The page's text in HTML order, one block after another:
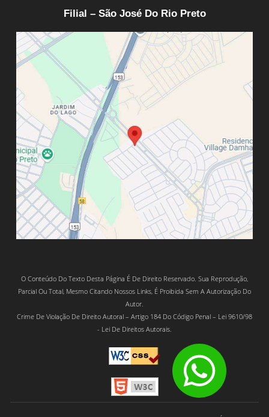
Filial – São José Do Rio Preto
O Conteúdo Do Texto Desta Página É De Direito Reservado. Sua Reprodução,
Parcial Ou Total, Mesmo Citando Nossos Links, É Proibida Sem A Autorização Do
Autor.
Crime De Violação De Direito Autoral – Artigo 184 Do Código Penal – Lei 9610/98
- Lei De Direitos Autorais.